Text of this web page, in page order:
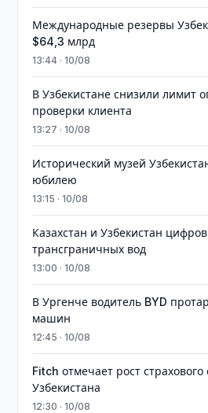
Международные резервы
$64,3 млрд
13:44 · 10/08
В Узбекистане снизили лимит
проверки клиента
13:27 · 10/08
Исторический музей
юбилею
13:15 · 10/08
Казахстан и Узбекистан
трансграничных вод
13:00 · 10/08
В Ургенче водитель BYD
машин
12:45 · 10/08
Fitch отмечает рост страхового
Узбекистана
12:30 · 10/08